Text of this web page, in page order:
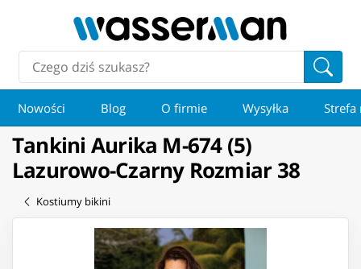
Nowości Blog O firmie Wysyłka Strefa
Tankini Aurika M-674 (5)
Lazurowo-Czarny Rozmiar 38
Kostiumy bikini